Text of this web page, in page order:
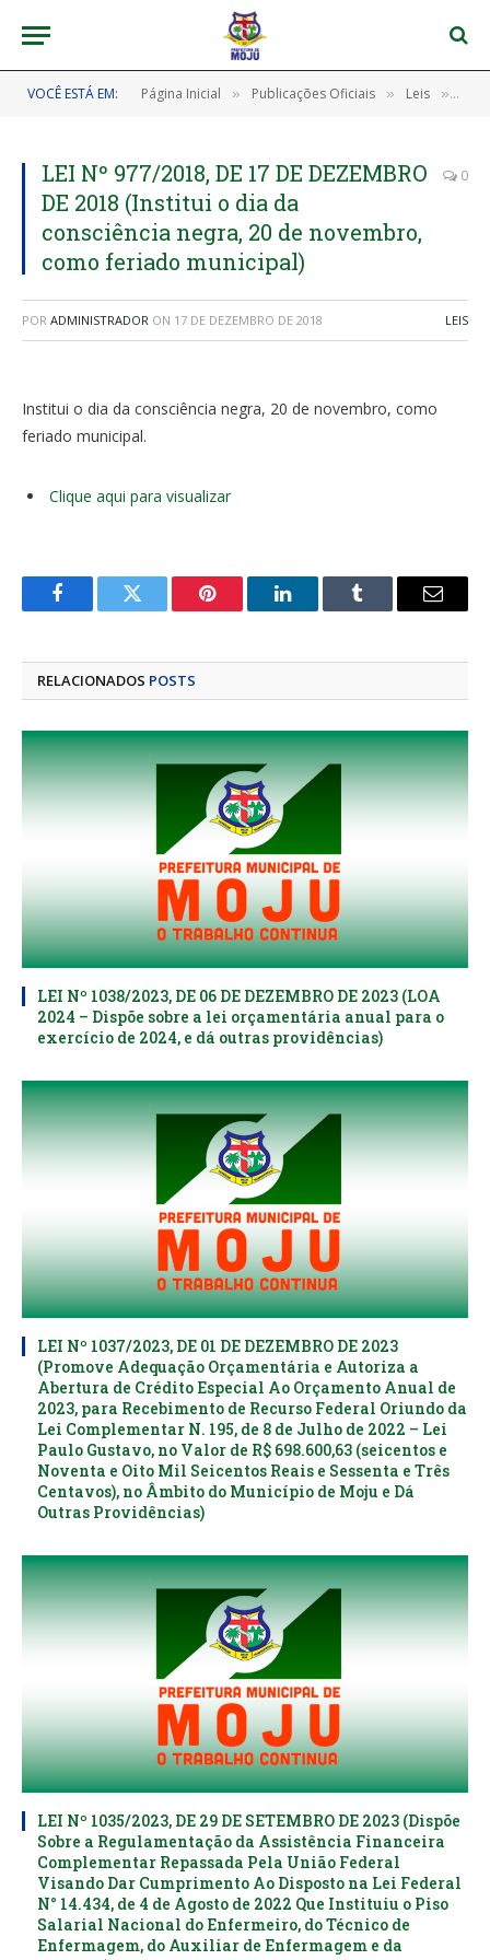
VOCÊ ESTÁ EM: Página Inicial » Publicações Oficiais » Leis »
LEI Nº 977/2018, DE 17 DE DEZEMBRO
DE 2018 (Institui o dia da
consciência negra, 20 de novembro,
como feriado municipal)
0
POR ADMINISTRADOR ON 17 DE DEZEMBRO DE 2018 LEIS
Institui o dia da consciência negra, 20 de novembro, como
feriado municipal.
Clique aqui para visualizar
FacebookTwitter Pinterest LinkedInTumblr
E-
RELACIONADOS POSTS
LEI Nº 1038/2023, DE 06 DE DEZEMBRO DE 2023 (LOA
2024 – Dispõe sobre a lei orçamentária anual para o
exercício de 2024, e dá outras providências)
LEI Nº 1037/2023, DE 01 DE DEZEMBRO DE 2023
(Promove Adequação Orçamentária e Autoriza a
Abertura de Crédito Especial Ao Orçamento Anual de
2023, para Recebimento de Recurso Federal Oriundo da
Lei Complementar N. 195, de 8 de Julho de 2022 – Lei
Paulo Gustavo, no Valor de R$ 698.600,63 (seicentos e
Noventa e Oito Mil Seicentos Reais e Sessenta e Três
Centavos), no Âmbito do Município de Moju e Dá
Outras Providências)
LEI Nº 1035/2023, DE 29 DE SETEMBRO DE 2023 (Dispõe
Sobre a Regulamentação da Assistência Financeira
Complementar Repassada Pela União Federal
Visando Dar Cumprimento Ao Disposto na Lei Federal
N° 14.434, de 4 de Agosto de 2022 Que Instituiu o Piso
Salarial Nacional do Enfermeiro, do Técnico de
Enfermagem, do Auxiliar de Enfermagem e da